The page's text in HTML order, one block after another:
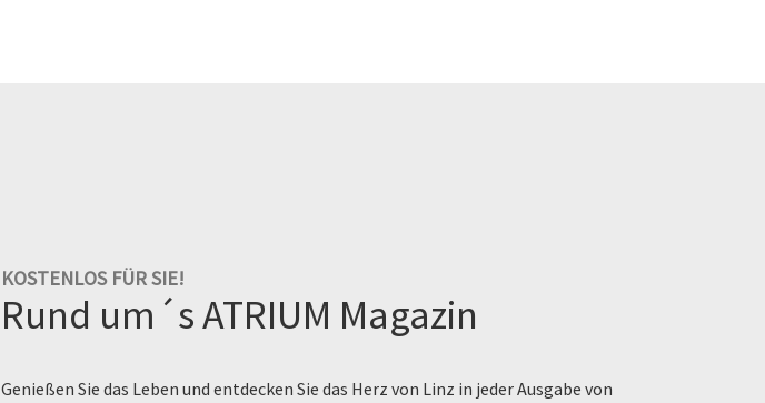
KOSTENLOS FÜR SIE!
Rund um´s ATRIUM Magazin
Genießen Sie das Leben und entdecken Sie das Herz von Linz in jeder Ausgabe von